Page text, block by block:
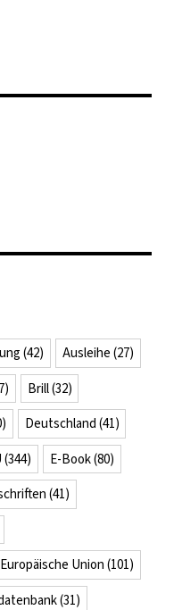
(42) Ausleihe (27)
Brill(32)
Deutschland (41)
(344) E-Book(80)
(41)
Europäische Union (101)
(31)